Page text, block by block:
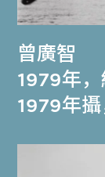
曾廣智
1979年
1979年